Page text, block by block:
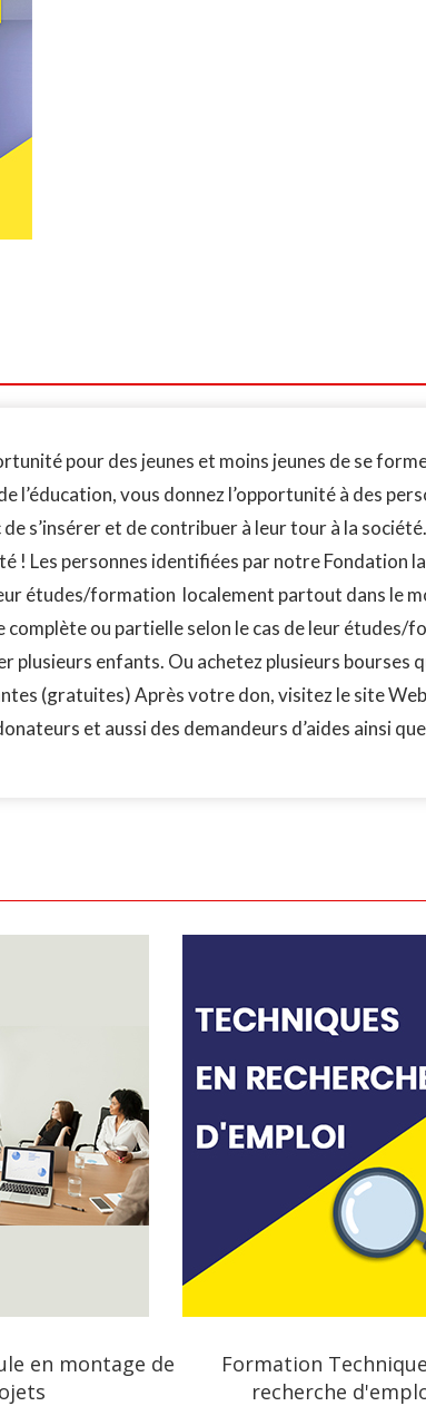
pour des jeunes et moins jeunes de se
l’éducation, vous donnez l’opportunité à des
s’insérer et de contribuer à leur tour à la
! Les personnes identifiées par notre Fondation
études/formation localement partout dans le
ou partielle selon le cas de leur
enfants. Ou achetez plusieurs bourses
(gratuites) Après votre don, visitez le site
et aussi des demandeurs d’aides ainsi
en
d'emploi
Formation Projet
International-